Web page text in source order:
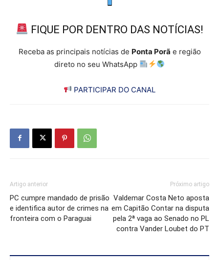
FIQUE POR DENTRO DAS NOTÍCIAS!
Receba as principais notícias de Ponta Porã e região
direto no seu WhatsApp
PARTICIPAR DO CANAL
Artigo anterior
PC cumpre mandado de prisão
e identifica autor de crimes na
fronteira com o Paraguai
Próximo artigo
Valdemar Costa Neto aposta
em Capitão Contar na disputa
pela 2ª vaga ao Senado no PL
contra Vander Loubet do PT